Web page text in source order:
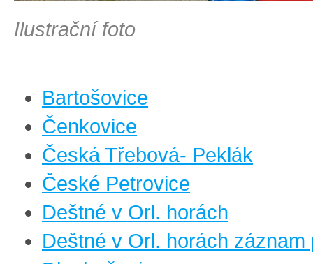
Ilustrační foto
Bartošovice
Čenkovice
Česká Třebová- Peklák
České Petrovice
Deštné v Orl. horách
Deštné v Orl. horách záznam